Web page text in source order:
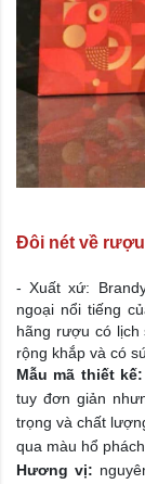
Đôi nét về
- Xuất xứ:
ngoại nổi tiếng
hãng rượu có
rộng khắp và có
Mẫu mã thiết kế:
tuy đơn giản
trọng và chất
qua màu hổ
Hương vị: